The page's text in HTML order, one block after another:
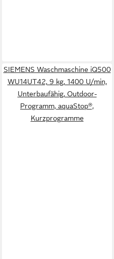
SIEMENS Waschmaschine iQ500
WU14UT42, 9 kg, 1400 U/min,
Unterbaufähig, Outdoor-
Programm, aquaStop®,
Kurzprogramme